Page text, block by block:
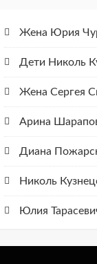
Жена Юрия
Дети Николь
Жена Сергея
Арина
Диана
Николь
Юлия